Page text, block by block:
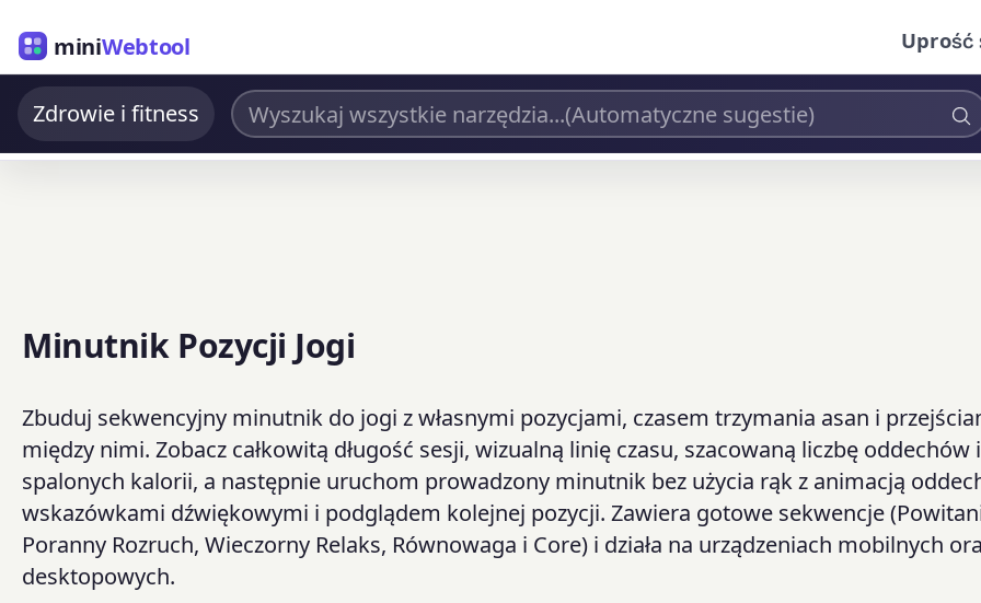
miniWebtool Uprość
Zdrowie i fitness
Minutnik Pozycji Jogi
Zbuduj sekwencyjny minutnik do jogi z własnymi pozycjami, czasem trzymania asan i
między nimi. Zobacz całkowitą długość sesji, wizualną linię czasu, szacowaną liczbę oddechów i
spalonych kalorii, a następnie uruchom prowadzony minutnik bez użycia rąk z animacją
wskazówkami dźwiękowymi i podglądem kolejnej pozycji. Zawiera gotowe sekwencje
Poranny Rozruch, Wieczorny Relaks, Równowaga i Core) i działa na urządzeniach mobilnych
desktopowych.